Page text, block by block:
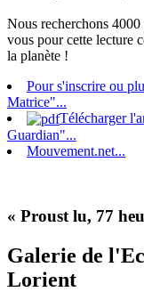
Nous recherchons
vous pour cette lecture
la planète !
Pour s'inscrire ou
Matrice"...
Télécharger
Guardian"...
Mouvement.net...
« Proust lu, 77
Galerie de
Lorient